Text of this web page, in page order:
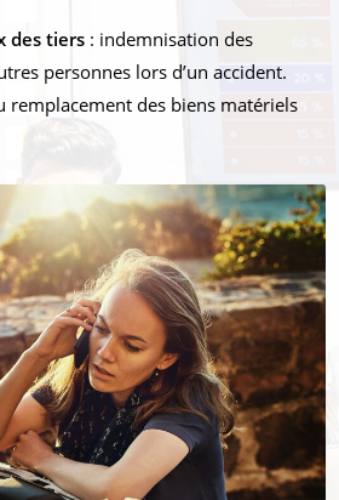
des tiers : indemnisation des
personnes lors d’un accident.
remplacement des biens matériels